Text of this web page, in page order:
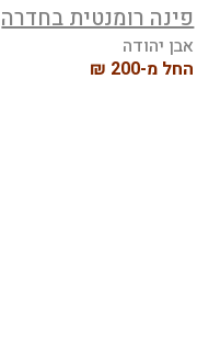
פינה רומנטית בחדרה
אבן יהודה
החל מ-200 ₪